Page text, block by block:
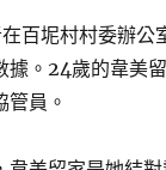
百坭村村委辦
據。24歲的韋美
管員。